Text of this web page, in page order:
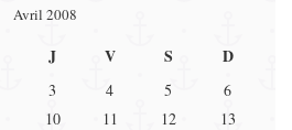
Avril 2008
J V S D
3 4 5
6
10 11 12
13